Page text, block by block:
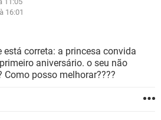
GMAIL
FACEBOOK
EXCEL
16:01
correta: a princesa convida
aniversário. o seu não
Como posso melhorar????